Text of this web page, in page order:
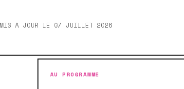
À JOUR LE 07 JUILLET 2026
AU PROGRAMME